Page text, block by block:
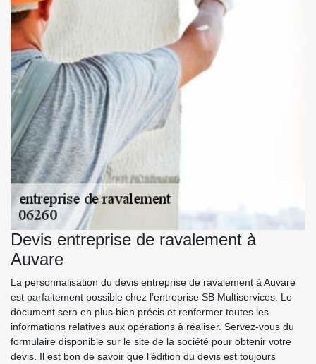
Devis entreprise de ravalement à
Auvare
La personnalisation du devis entreprise de ravalement à Auvare
est parfaitement possible chez l’entreprise SB Multiservices. Le
document sera en plus bien précis et renfermer toutes les
informations relatives aux opérations à réaliser. Servez-vous du
formulaire disponible sur le site de la société pour obtenir votre
devis. Il est bon de savoir que l’édition du devis est toujours